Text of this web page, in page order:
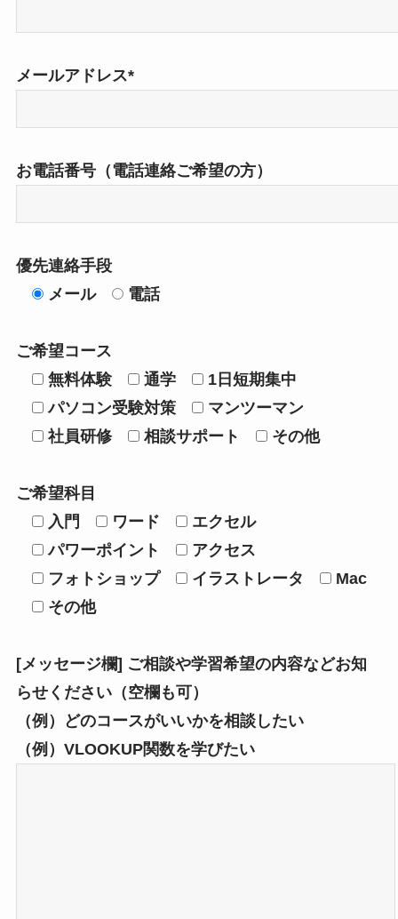
メールアドレス*
お電話番号（電話連絡ご希望の方）
優先連絡手段
メール
電話
ご希望コース
無料体験
通学
1日短期集中
パソコン受験対策
マンツーマン
社員研修
相談サポート その他
ご希望科目
入門
ワード
エクセル
パワーポイント
アクセス
フォトショップ
イラストレータ
Mac
その他
[メッセージ欄] ご相談や学習希望の内容などお知
らせください（空欄も可）
（例）どのコースがいいかを相談したい
（例）VLOOKUP関数を学びたい